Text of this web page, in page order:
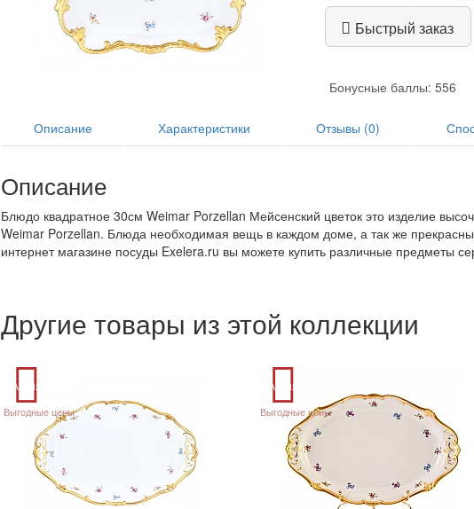
Быстрый заказ
Бонусные баллы: 556
Описание Характеристики Отзывы (0)
Описание
Блюдо квадратное 30см Weimar Porzellan Мейсенский цветок это изделие
Weimar Porzellan. Блюда необходимая вещь в каждом доме, а так же
интернет магазине посуды Exelera.ru вы можете купить различные предметы
Другие товары из этой коллекции
Акция
Выгодные цены
Акция
Выгодные цены